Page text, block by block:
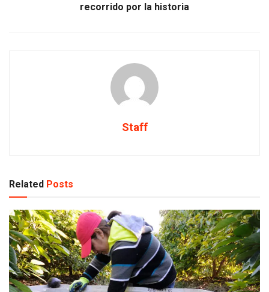
recorrido por la historia
Staff
Related Posts